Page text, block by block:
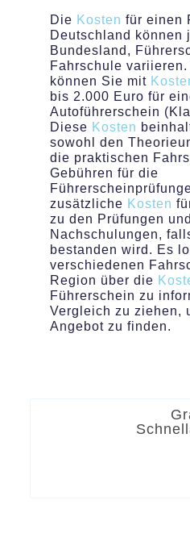
Die Kosten für einen
Deutschland können
Bundesland,
Fahrschule
können Sie mit
bis 2.000 Euro für
Autoführerschein
Diese Kosten
sowohl den
die praktischen
Gebühren für die
zusätzliche Kosten
zu den Prüfungen
Nachschulungen,
bestanden wird. Es lohnt sich, sich bei
verschiedenen
Region über die
Führerschein zu
Vergleich zu ziehen,
Angebot zu finden.